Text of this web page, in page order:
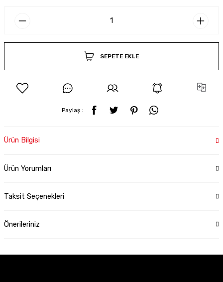
SEPETE EKLE
Paylaş :
Ürün Bilgisi
Ürün Yorumları
Taksit Seçenekleri
Önerileriniz